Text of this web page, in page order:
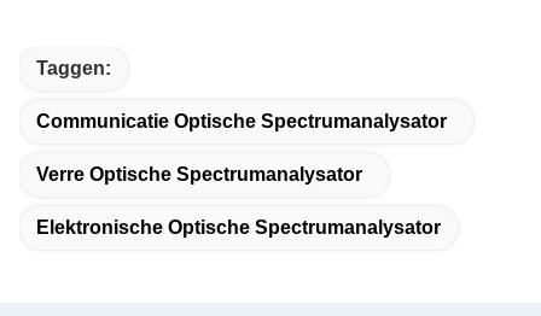
Taggen:
Communicatie Optische Spectrumanalysator
Verre Optische Spectrumanalysator
Elektronische Optische Spectrumanalysator